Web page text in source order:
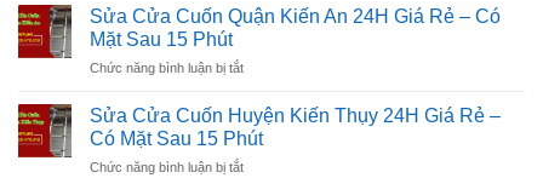
Sửa Cửa Cuốn Quận Kiến An 24H Giá Rẻ – Có
Mặt Sau 15 Phút
Chức năng bình luận bị tắtở
Cửa
Cuốn
Quận
Kiến
Sửa Cửa Cuốn Huyện Kiến Thụy 24H Giá Rẻ –
Có Mặt Sau 15 Phút
Chức năng bình luận bị tắtở